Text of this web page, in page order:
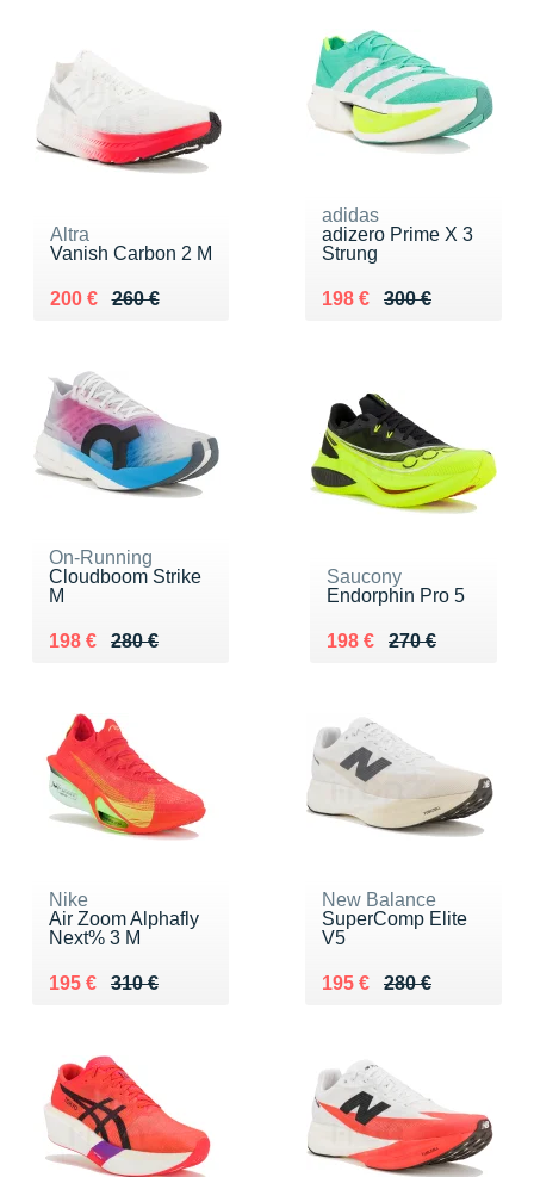
Altra
Vanish Carbon 2 M
260 €
Au lieu de 260 €
200 €
Vendu 200 €
adidas
adizero Prime X 3
Strung
300 €
Au lieu de 300 €
198 €
Vendu 198 €
On-Running
Cloudboom Strike
M
280 €
Au lieu de 280 €
198 €
Vendu 198 €
Saucony
Endorphin Pro 5
270 €
Au lieu de 270 €
198 €
Vendu 198 €
Nike
Air Zoom Alphafly
Next% 3 M
310 €
Au lieu de 310 €
195 €
Vendu 195 €
New Balance
SuperComp Elite
V5
280 €
Au lieu de 280 €
195 €
Vendu 195 €